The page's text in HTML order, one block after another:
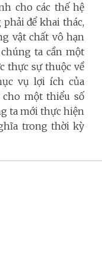
cho các thế hệ
để khai thác,
vật chất vô hạn
ta cần một
thực sự thuộc về
vụ lợi ích của
một thiểu số
ta mới thực hiện
trong thời kỳ